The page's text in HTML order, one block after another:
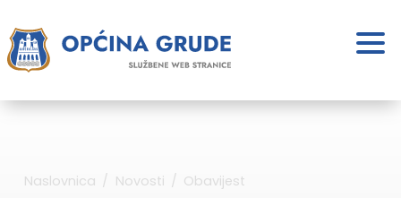
Naslovnica Novosti Obavijest